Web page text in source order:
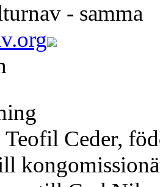
- samma
Ceder,